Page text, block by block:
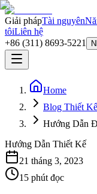
Giải phápTài nguyên
tôiLiên hệ
+86 (311) 8693-5221
Home
Blog Thiết
Hướng Dẫn
Hướng Dẫn Thiết Kế
21 tháng 3, 2023
15 phút đọc